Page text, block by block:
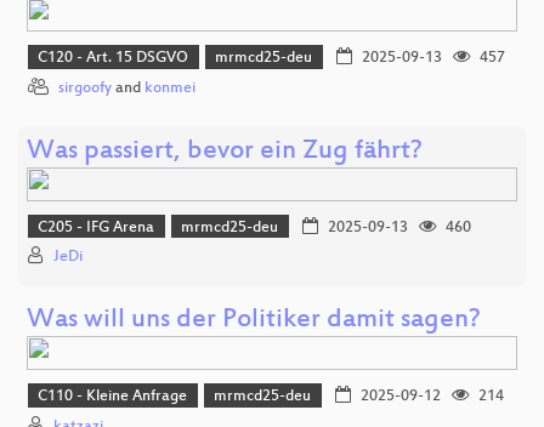
C120 - Art. 15 DSGVO mrmcd25-deu 2025-09-13
457
sirgoofy and konmei
Was passiert, bevor ein Zug fährt?
C205 - IFG Arena mrmcd25-deu 2025-09-13
460
JeDi
Was will uns der Politiker damit sagen?
C110 - Kleine Anfrage mrmcd25-deu 2025-09-12
214